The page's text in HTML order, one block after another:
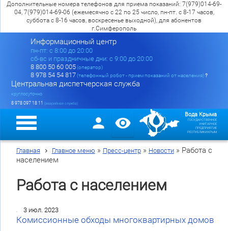
Дополнительные номера телефонов для приема показаний: 7(979)014-69-
04, 7(979)014-69-06 (ежемесячно с 22 по 25 число, пн-пт. с 8-17 часов,
суббота с 8-16 часов, воскресенье выходной), для абонентов
г.Симферополь
Информационный центр
пн-пт: c 8:00 до 20:00
сб-вс и праздничные дни: с 9:00 до 20:00
8 800 50 60 005(оператор)
8 978 54 54 817(телефонный робот - прием показаний от населения)?
Центральная диспетчерская служба
круглосуточно
8 978 097 18 11 (аварийная служба)
Вода Крыма
ГОСУДАРСТВЕННОЕ
УНИТАРНОЕ
ПРЕДПРИЯТИЕ
РЕСПУБЛИКИ КРЫМ
Главная Главное меню » Пресс-центр» Новости» Работа с
населением
Работа с населением
3 июл. 2023
Комиссионные обходы многоквартирных домов